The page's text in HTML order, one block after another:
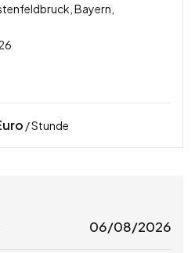
Bayern,
/ Stunde
06/08/2026